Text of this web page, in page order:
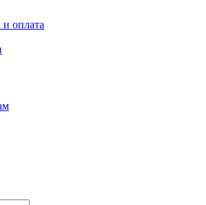
и оплата